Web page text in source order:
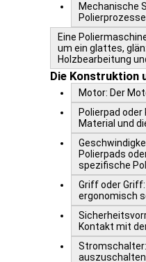
Mechanische
Eine
um ein glattes,
Holzbearbeitung
Die Konstruktion
Motor: Der
Polierpad
Material und
Polierpads
spezifische
Griff oder
ergonomisch
Kontakt mit
auszuschalten.